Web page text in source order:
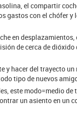
el compartir
con el chófer y
en
de cerca de
hacer del trayecto
tipo de nuevos
este modo=medio
un asiento en un